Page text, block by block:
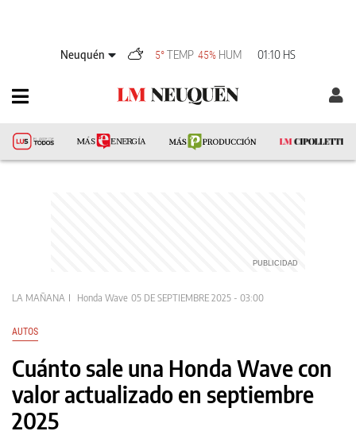
Neuquén 5°TEMP 45% HUM 01:10 HS
LA MAÑANA Honda Wave 05 DE SEPTIEMBRE 2025 - 03:00
AUTOS
Cuánto sale una Honda Wave con
valor actualizado en septiembre
2025